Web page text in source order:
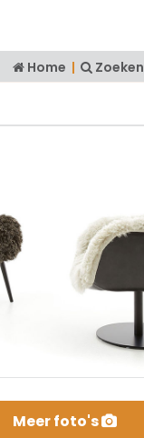
Home | Zoeken
Meer foto's